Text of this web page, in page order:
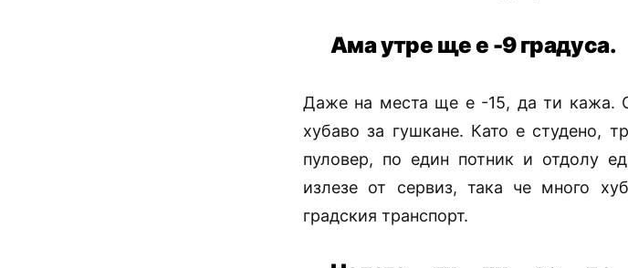
Ама утре ще е -9 градуса.
Даже на места ще е -15, да ти кажа.
хубаво за гушкане. Като е студено,
пуловер, по един потник и отдолу
излезе от сервиз, така че много
градския транспорт.